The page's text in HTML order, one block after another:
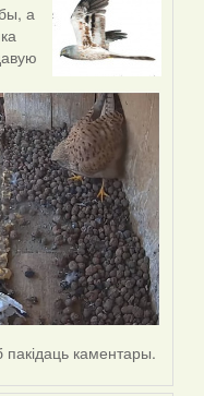
а
пакідаць каментары.